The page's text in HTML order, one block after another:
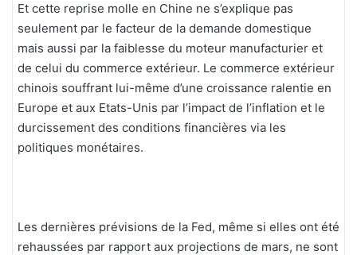
Et cette reprise molle en Chine ne s’explique pas
seulement par le facteur de la demande domestique
mais aussi par la faiblesse du moteur manufacturier et
de celui du commerce extérieur. Le commerce extérieur
chinois souffrant lui-même d’une croissance ralentie en
Europe et aux Etats-Unis par l’impact de l’inflation et le
durcissement des conditions financières via les
politiques monétaires.
Les dernières prévisions de la Fed, même si elles ont été
rehaussées par rapport aux projections de mars, ne sont